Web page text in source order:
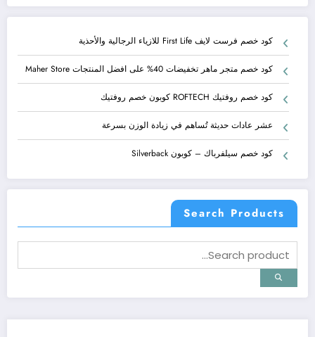
كود خصم فرست لايف First Life للازياء الرجالية والأحذية
كود خصم متجر ماهر تخفيضات 40% على افضل المنتجات Maher Store
كود خصم روفتيك ROFTECH كوبون خصم روفتيك
عشر عادات حديثة تُساهم في زيادة الوزن بسرعة
كود خصم سيلفرباك – كوبون Silverback
Search Products